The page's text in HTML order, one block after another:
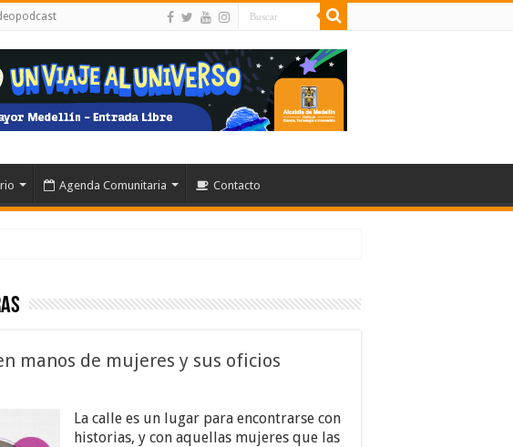
Agenda Comunitaria Contacto
manos de mujeres y sus oficios
La calle es un lugar para encontrarse con
historias, y con aquellas mujeres que las